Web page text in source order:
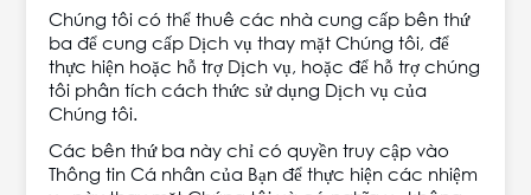
Chúng tôi có thể thuê các nhà cung cấp bên thứ
ba để cung cấp Dịch vụ thay mặt Chúng tôi, để
thực hiện hoặc hỗ trợ Dịch vụ, hoặc để hỗ trợ chúng
tôi phân tích cách thức sử dụng Dịch vụ của
Chúng tôi.
Các bên thứ ba này chỉ có quyền truy cập vào
Thông tin Cá nhân của Bạn để thực hiện các nhiệm